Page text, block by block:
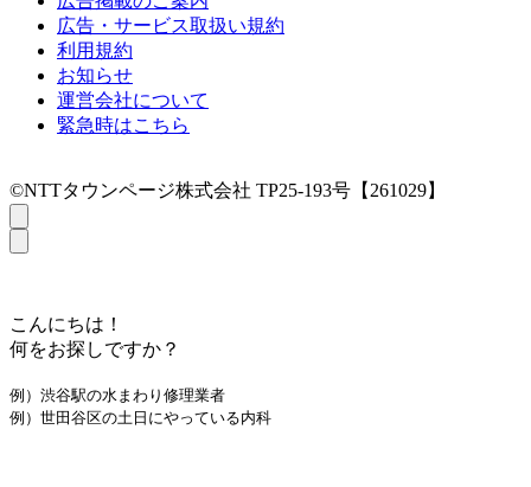
広告・サービス取扱い規約
利用規約
お知らせ
運営会社について
緊急時はこちら
©NTTタウンページ株式会社 TP25-193号【261029】
こんにちは！
何をお探しですか？
例）渋谷駅の水まわり修理業者
例）世田谷区の土日にやっている内科